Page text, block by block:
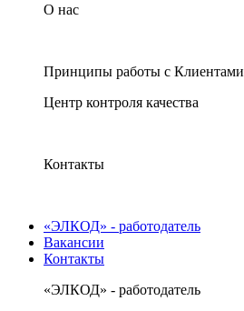
О нас
Принципы работы с Клиентами
Центр контроля качества
Контакты
«ЭЛКОД» - работодатель
Вакансии
Контакты
«ЭЛКОД» - работодатель